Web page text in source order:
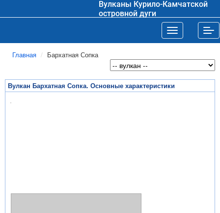
Вулканы Курило-Камчатской
островной дуги
Toggle
Главная Бархатная Сопка
Вулкан Бархатная Сопка. Основные характеристики